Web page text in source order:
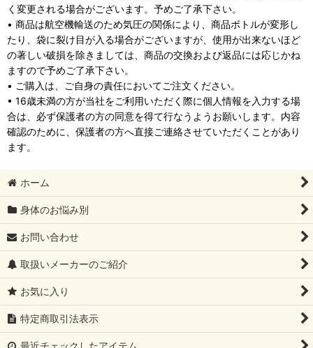
く変更される場合がございます。予めご了承下さい。
• 商品は航空機輸送のため気圧の関係により、商品ボトルが変形し
たり、袋に裂け目が入る場合がございますが、使用が出来ないほど
の著しい破損を除きましては、商品の交換および返品には応じかね
ますので予めご了承下さい。
• ご購入は、ご自身の責任においてご注文ください。
• 16歳未満の方が当社をご利用いただく際に個人情報を入力する場
合は、必ず保護者の方の同意を得て行なうようお願いします。内容
確認のために、保護者の方へ直接ご連絡させていただくことがあり
ます。
ホーム
身体のお悩み別
お問い合わせ
取扱いメーカーのご紹介
お気に入り
特定商取引法表示
最近チェックしたアイテム